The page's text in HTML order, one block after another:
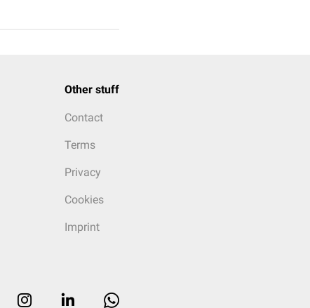
Other stuff
Contact
Terms
Privacy
Cookies
Imprint